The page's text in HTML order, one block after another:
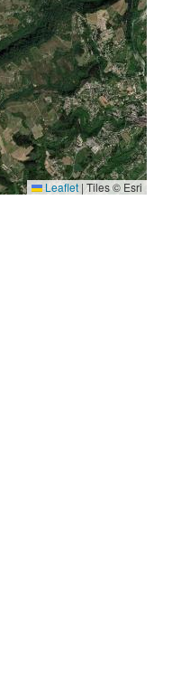
Leaflet |Tiles © Esri